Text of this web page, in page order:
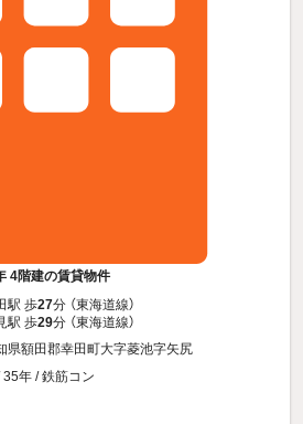
4階建の賃貸物件
駅 歩27分 （東海道線）
駅 歩29分 （東海道線）
県額田郡幸田町大字菱池字矢尻
35年 / 鉄筋コン